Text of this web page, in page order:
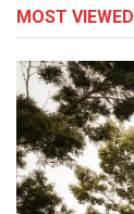
MOST VIEWED